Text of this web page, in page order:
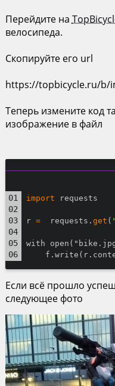
Перейдите на
велосипеда.
Скопируйте его url
https://topbicycle.ru/b/
Теперь измените код
изображение в файл
import requests
r =
  requests.
get (
with
Если всё прошло
следующее фото